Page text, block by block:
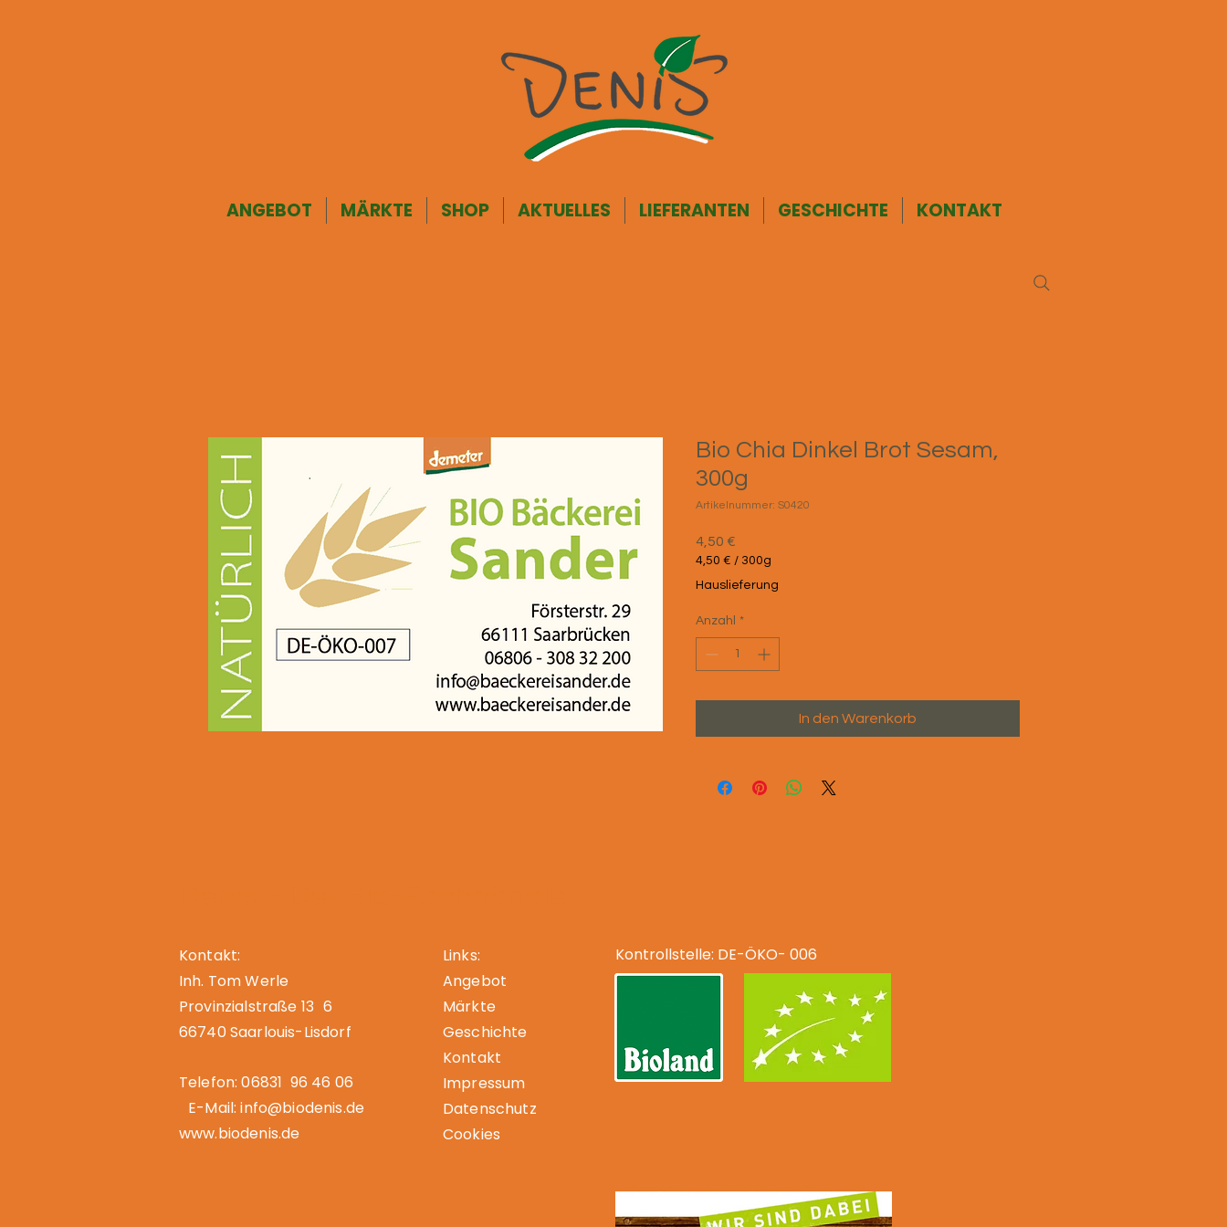
ANGEBOT MÄRKTE SHOP AKTUELLES LIEFERANTEN GESCHICHTE KONTAKT
Bio Chia Dinkel Brot Sesam,
300g
Artikelnummer: S0420
4,50 €
4,50 € / 300g
4,50 €
Hauslieferung
Anzahl *
In den Warenkorb
Kontakt:
Inh. Tom Werle
Provinzialstraße 13 6
66740 Saarlouis-Lisdorf
Telefon: 06831 96 46 06
E-Mail: info@biodenis.de
www.biodenis.de
Links:
Angebot
Märkte
Geschichte
Kontakt
Impressum
Datenschutz
Cookies
Kontrollstelle: DE-ÖKO- 006